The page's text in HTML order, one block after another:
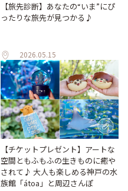
【旅先診断】あなたの“いま”にぴ
ったりな旅先が見つかる♪
2026.05.15
【チケットプレゼント】アートな
空間ともふもふの生きものに癒や
されて♪ 大人も楽しめる神戸の水
族館「átoa」と周辺さんぽ